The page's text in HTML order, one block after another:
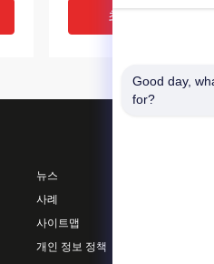
최고의 가격
뉴스
사례
사이트맵
개인 정보 정책
Good day,
for?